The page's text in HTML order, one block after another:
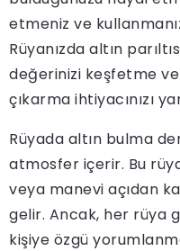
etmeniz ve
Rüyanızda altın
değerinizi keşfetme
çıkarma ihtiyacınızı
Rüyada altın bulma
atmosfer içerir. Bu
veya manevi açıdan
gelir. Ancak, her rüya
kişiye özgü